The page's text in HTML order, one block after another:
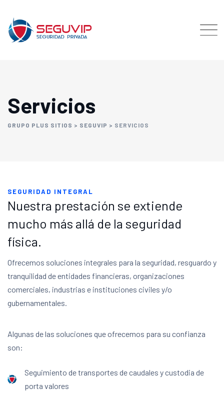
Servicios
GRUPO PLUS SITIOS > SEGUVIP > SERVICIOS
SEGURIDAD INTEGRAL
Nuestra prestación se extiende
mucho más allá de la seguridad
física.
Ofrecemos soluciones integrales para la seguridad, resguardo y
tranquilidad de entidades financieras, organizaciones
comerciales, industrias e instituciones civiles y/o
gubernamentales.
Algunas de las soluciones que ofrecemos para su confianza
son:
Seguimiento de transportes de caudales y custodia de
porta valores